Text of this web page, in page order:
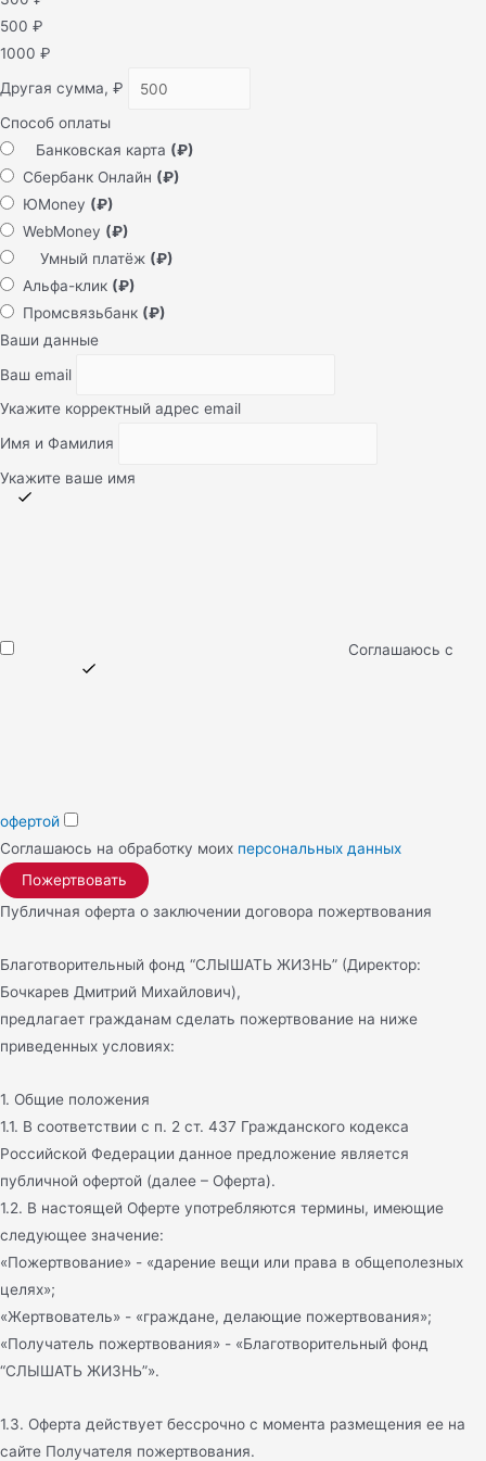
500 ₽
1000 ₽
Другая сумма, ₽
Способ оплаты
Банковская карта (₽)
Сбербанк Онлайн (₽)
ЮMoney (₽)
WebMoney (₽)
Умный платёж (₽)
Альфа-клик (₽)
Промсвязьбанк (₽)
Ваши данные
Ваш email
Укажите корректный адрес email
Имя и Фамилия
Укажите ваше имя
Соглашаюсь с
офертой
Соглашаюсь на обработку моих персональных данных
Публичная оферта о заключении договора пожертвования
Благотворительный фонд “СЛЫШАТЬ ЖИЗНЬ” (Директор:
Бочкарев Дмитрий Михайлович),
предлагает гражданам сделать пожертвование на ниже
приведенных условиях:
1. Общие положения
1.1. В соответствии с п. 2 ст. 437 Гражданского кодекса
Российской Федерации данное предложение является
публичной офертой (далее – Оферта).
1.2. В настоящей Оферте употребляются термины, имеющие
следующее значение:
«Пожертвование» - «дарение вещи или права в общеполезных
целях»;
«Жертвователь» - «граждане, делающие пожертвования»;
«Получатель пожертвования» - «Благотворительный фонд
“СЛЫШАТЬ ЖИЗНЬ”».
1.3. Оферта действует бессрочно с момента размещения ее на
сайте Получателя пожертвования.